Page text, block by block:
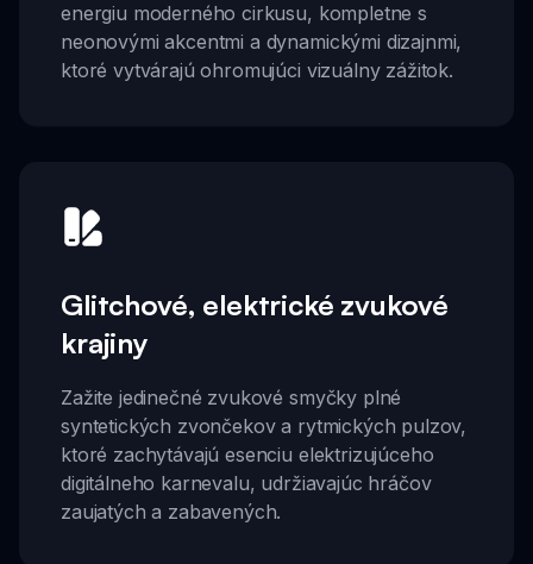
energiu moderného cirkusu, kompletne s
neonovými akcentmi a dynamickými dizajnmi,
ktoré vytvárajú ohromujúci vizuálny zážitok.
Glitchové, elektrické zvukové
krajiny
Zažite jedinečné zvukové smyčky plné
syntetických zvončekov a rytmických pulzov,
ktoré zachytávajú esenciu elektrizujúceho
digitálneho karnevalu, udržiavajúc hráčov
zaujatých a zabavených.